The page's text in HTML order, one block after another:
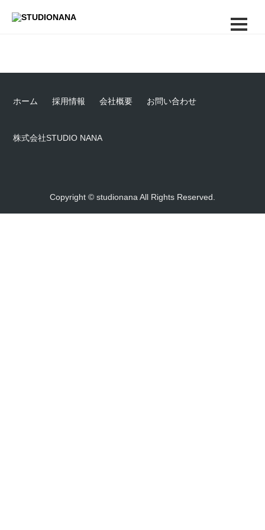
ホーム 採用情報 会社概要 お問い合わせ
株式会社STUDIO NANA
Copyright © studionana All Rights Reserved.